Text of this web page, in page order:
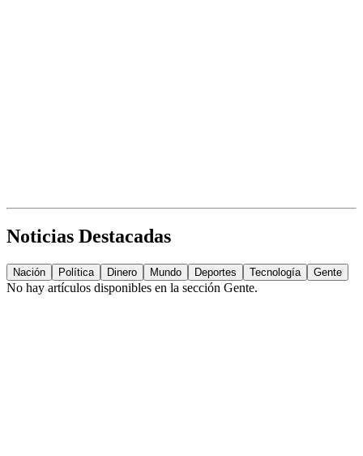
Noticias Destacadas
Nación Política Dinero Mundo Deportes Tecnología Gente
No hay artículos disponibles en la sección Gente.